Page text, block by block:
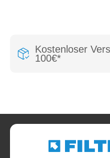
Kostenloser
100€*